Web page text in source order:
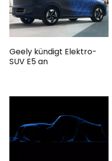
Geely kündigt Elektro-
SUV E5 an